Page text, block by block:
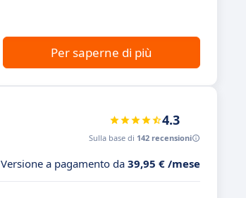
Per saperne di più
4.3
Sulla base di 142 recensioni
Versione a pagamento da 39,95 € /mese